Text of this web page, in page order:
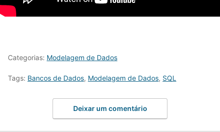
Categorias: Modelagem de Dados
Tags: Bancos de Dados, Modelagem de Dados, SQL
Deixar um comentário